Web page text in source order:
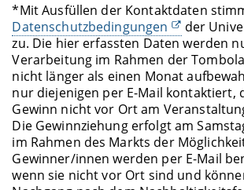
*Mit Ausfüllen der Kontaktdaten
Datenschutzbedingungen
der
zu. Die hier erfassten Daten werden
Verarbeitung im Rahmen der
nicht länger als einen Monat
nur diejenigen per E-Mail kontaktiert,
Gewinn nicht vor Ort am
Die Gewinnziehung erfolgt am
im Rahmen des Markts der
Gewinner/innen werden per E-Mail
wenn sie nicht vor Ort sind und